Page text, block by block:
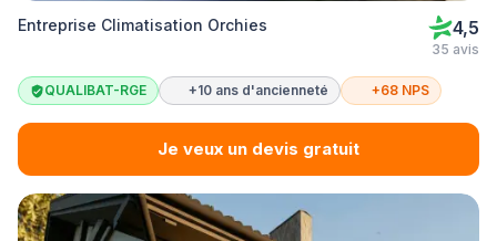
Entreprise Climatisation Orchies 4,5
35 avis
QUALIBAT-RGE +10 ans d'ancienneté +68 NPS
Je veux un devis gratuit